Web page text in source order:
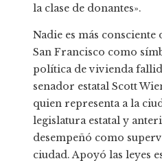
la clase de donantes».
Nadie es más consciente
San Francisco como
política de vivienda
senador estatal Scott
quien representa a la
legislatura estatal y
desempeñó como
ciudad. Apoyó las leyes